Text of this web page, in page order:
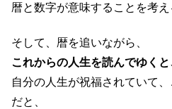
暦と数字が意味することを考え
そして、暦を追いながら、
これからの人生を読んでゆくと
自分の人生が祝福されていて
だと、